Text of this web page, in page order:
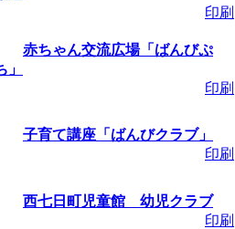
期間：～
る号乗車体
くり」」 受
区歴史ウオ
印刷
赤ちゃん交流広場「ばんびぷ
」
印刷
子育て講座「ばんびクラブ」
印刷
西七日町児童館 幼児クラブ
印刷